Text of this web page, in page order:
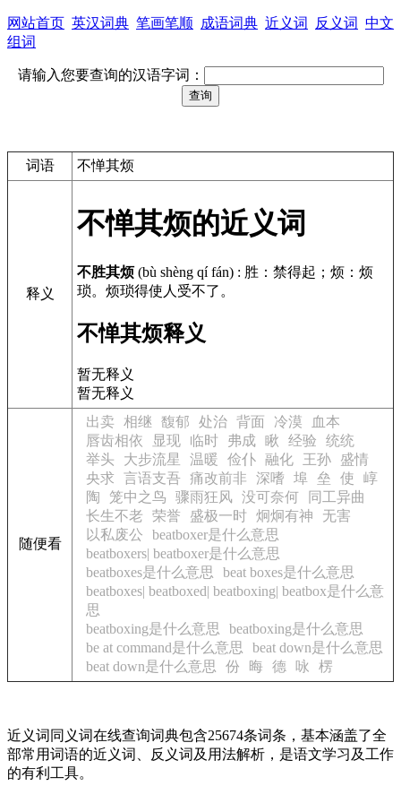
网站首页 英汉词典 笔画笔顺 成语词典 近义词 反义词 中文
组词
请输入您要查询的汉语字词：
词语 不惮其烦
释义
不惮其烦的近义词
不胜其烦 (bù shèng qí fán) : 胜：禁得起；烦：烦
琐。烦琐得使人受不了。
不惮其烦释义
暂无释义
暂无释义
随便看
出卖 相继 馥郁 处治 背面 冷漠
血本
唇齿相依
显现 临时 弗成 瞅 经验
统统
举头
大步流星 温暖 俭仆 融化 王孙
盛情
央求
言语支吾 痛改前非 深嗜 埠 垒 使
崞
陶
笼中之鸟 骤雨狂风 没可奈何
同工异曲
长生不老
荣誉 盛极一时 炯炯有神
无害
以私废公
beatboxer是什么意思
beatboxers| beatboxer是什么意思
beatboxes是什么意思
beat boxes是什么意思
beatboxes| beatboxed| beatboxing| beatbox是什么意
思
beatboxing是什么意思
beatboxing是什么意思
be at command是什么意思
beat down是什么意思
beat down是什么意思
份 晦 德 咏 楞
近义词同义词在线查询词典包含25674条词条，基本涵盖了全
部常用词语的近义词、反义词及用法解析，是语文学习及工作
的有利工具。